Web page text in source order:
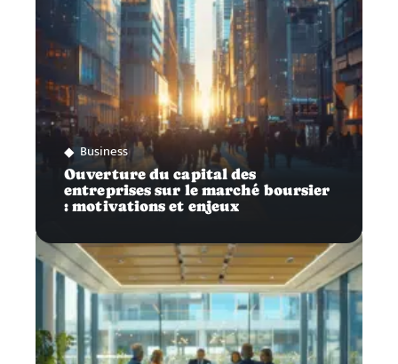
Business
Ouverture du capital des
entreprises sur le marché boursier
: motivations et enjeux